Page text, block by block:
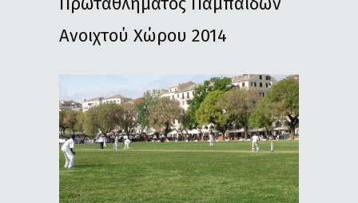
Ανοιχτού Χώρου 2014